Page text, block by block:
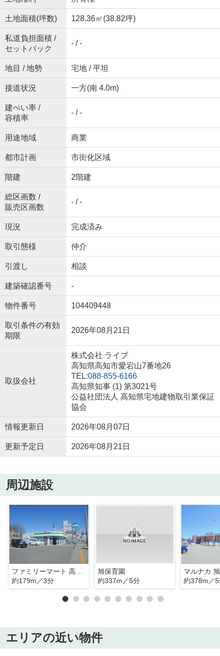
土地面積(坪数) 128.36㎡(38.82坪)
私道負担面積 /
セットバック
- / -
地目 / 地勢 宅地 / 平坦
接道状況 一方(南 4.0m)
建ぺい率 /
容積率
- / -
用途地域 商業
都市計画 市街化区域
階建 2階建
総区画数 /
販売区画数
- / -
現況 完成済み
取引態様 仲介
引渡し 相談
建築確認番号 -
物件番号 104409448
取引条件の有効
期限
2026年08月21日
取扱会社
株式会社 ライブ
高知県高知市愛宕山7番地26
TEL:088-855-6166
高知県知事 (1) 第3021号
公益社団法人 高知県宅地建物取引業保証
協会
情報更新日 2026年08月07日
更新予定日 2026年08月21日
周辺施設
ファミリーマート 高知旭町店
約179m／3分
旭保育園
約337m／5分
マルナカ
約378m／
エリアの近い物件